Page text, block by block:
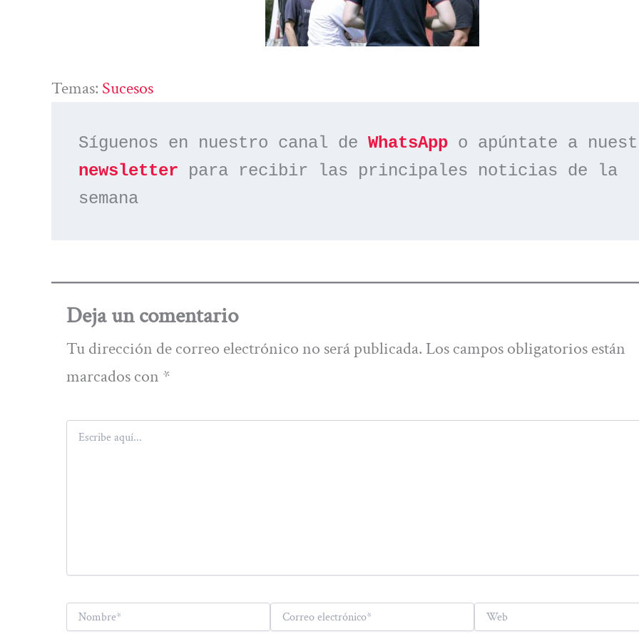
Temas: Sucesos
Síguenos en nuestro canal de WhatsApp
newsletter para recibir las principales noticias de la
semana
Deja un comentario
Tu dirección de correo electrónico no será publicada. Los campos obligatorios están
marcados con *
Escribe
aquí...
electrónico*